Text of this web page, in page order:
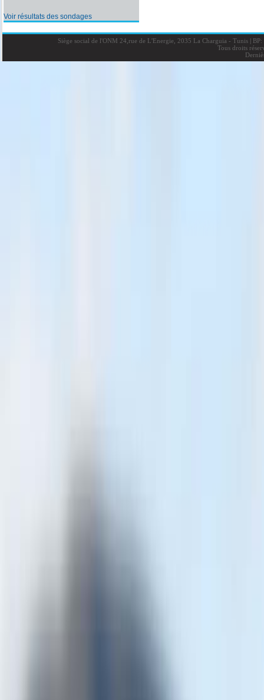
Voir résultats des sondages
Siège social de l'ONM 24,rue de L'Energie, 2035 La Charguia - Tunis |BP:
Tous droits